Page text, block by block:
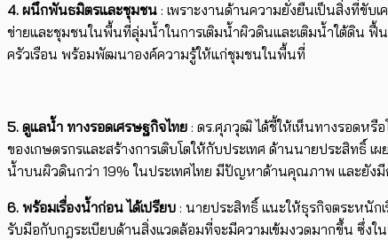
4. ผนึกพันธมิตรและชุมชน : เพราะงานด้านความยั่งยืนเป็นสิ่งที่ขับ
ข่ายและชุมชนในพื้นที่ลุ่มน้ำในการเติมน้ำผิวดินและเติมน้ำใต้ดิน
ครัวเรือน พร้อมพัฒนาองค์ความรู้ให้แก่ชุมชนในพื้นที่
5. ดูแลน้ำ ทางรอดเศรษฐกิจไทย : ดร.ศุภวุฒิ ได้ชี้ให้เห็นทางรอดหรื
ของเกษตรกรและสร้างการเติบโตให้กับประเทศ ด้านนายประสิทธิ์
น้ำบนผิวดินกว่า 19% ในประเทศไทย มีปัญหาด้านคุณภาพ และยังมี
6. พร้อมเรื่องน้ำก่อน ได้เปรียบ : นายประสิทธิ์ แนะให้ธุรกิจตระหนัก
รับมือกับกฎระเบียบด้านสิ่งแวดล้อมที่จะมีความเข้มงวดมากขึ้น ซึ่ง